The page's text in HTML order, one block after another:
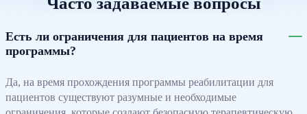
Есть ли ограничения для пациентов на время
программы?
Да, на время прохождения программы реабилитации для
пациентов существуют разумные и необходимые